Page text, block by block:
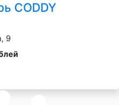
CODDY
9